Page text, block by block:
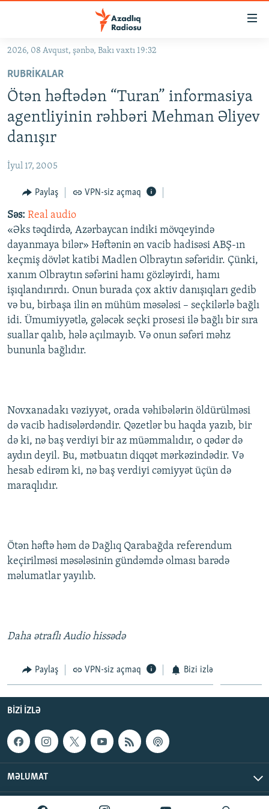
Əsas
qayıt
Əsas
naviqasiyaya
qayıt
Axtarışa
#İZAHLA
KORRUPSIOMETR
#ƏSLINDƏ
QANUNI DOĞRU
ARAŞDIRMA
MULTIMEDIA
FOTOQALEREYA
İNFOQRAFIKA
KARIKATURA
RADIO ARXIV
OXU ZALI
AZƏRBAYCAN ƏDƏBIYYATI KITABXANASI
İSLAM VƏ DEMOKRATIYA
İZ - MƏDƏNIYYƏT PROQRAMI
HAQQIMIZDA
MISSIYAMIZ
PEŞƏ ETIKASI VƏ JURNALISTIKA STANDARTLARIMIZ
MATERIALLARIMIZDAN ISTIFADƏ
AZADLIQRADIOSU MOBIL TELEFONUNUZDA
BIZI IZLƏ
RFE/RL-in bütün saytları
2026, 08 Avqust, şənbə, Bakı vaxtı 19:32
RUBRIKALAR
Ötən həftədən “Turan” informasiya
agentliyinin rəhbəri Mehman Əliyev
danışır
İyul 17, 2005
Paylaş VPN-siz açmaq
Səs: Real audio
«Əks təqdirdə, Azərbaycan indiki mövqeyində
dayanmaya bilər» Həftənin ən vacib hadisəsi ABŞ-ın
keçmiş dövlət katibi Madlen Olbraytın səfəridir. Çünki,
xanım Olbraytın səfərini hamı gözləyirdi, hamı
işıqlandırırdı. Onun burada çox aktiv danışıqları gedib
və bu, birbaşa ilin ən mühüm məsələsi – seçkilərlə bağlı
idi. Ümumiyyətlə, gələcək seçki prosesi ilə bağlı bir sıra
suallar qalıb, hələ açılmayıb. Və onun səfəri məhz
bununla bağlıdır.
Novxanadakı vəziyyət, orada vəhibələrin öldürülməsi
də vacib hadisələrdəndir. Qəzetlər bu haqda yazıb, bir
də ki, nə baş verdiyi bir az müəmmalıdır, o qədər də
aydın deyil. Bu, mətbuatın diqqət mərkəzindədir. Və
hesab edirəm ki, nə baş verdiyi cəmiyyət üçün də
maraqlıdır.
Ötən həftə həm də Dağlıq Qarabağda referendum
keçirilməsi məsələsinin gündəmdə olması barədə
məlumatlar yayılıb.
Daha ətraflı Audio hissədə
Paylaş VPN-siz açmaq Bizi izlə
BIZI IZLƏ
MƏLUMAT